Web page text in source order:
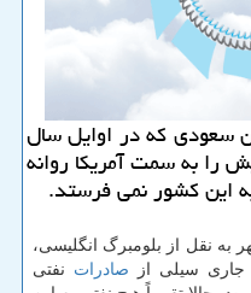
سعودی كه در اوایل سال
را به سمت آمریكا روانه
این كشور نمی فرستد.
نقل از بلومبرگ انگلیسی،
جاری سیلی از صادرات نفتی